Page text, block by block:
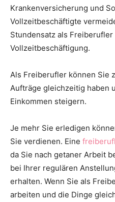
Krankenversicherung und
Vollzeitbeschäftigte
Stundensatz als
Vollzeitbeschäftigung.
Als Freiberufler können Sie
Aufträge gleichzeitig haben
Einkommen steigern.
Je mehr Sie erledigen
Sie verdienen. Eine
da Sie nach getaner Arbeit
bei Ihrer regulären
erhalten. Wenn Sie als
arbeiten und die Dinge